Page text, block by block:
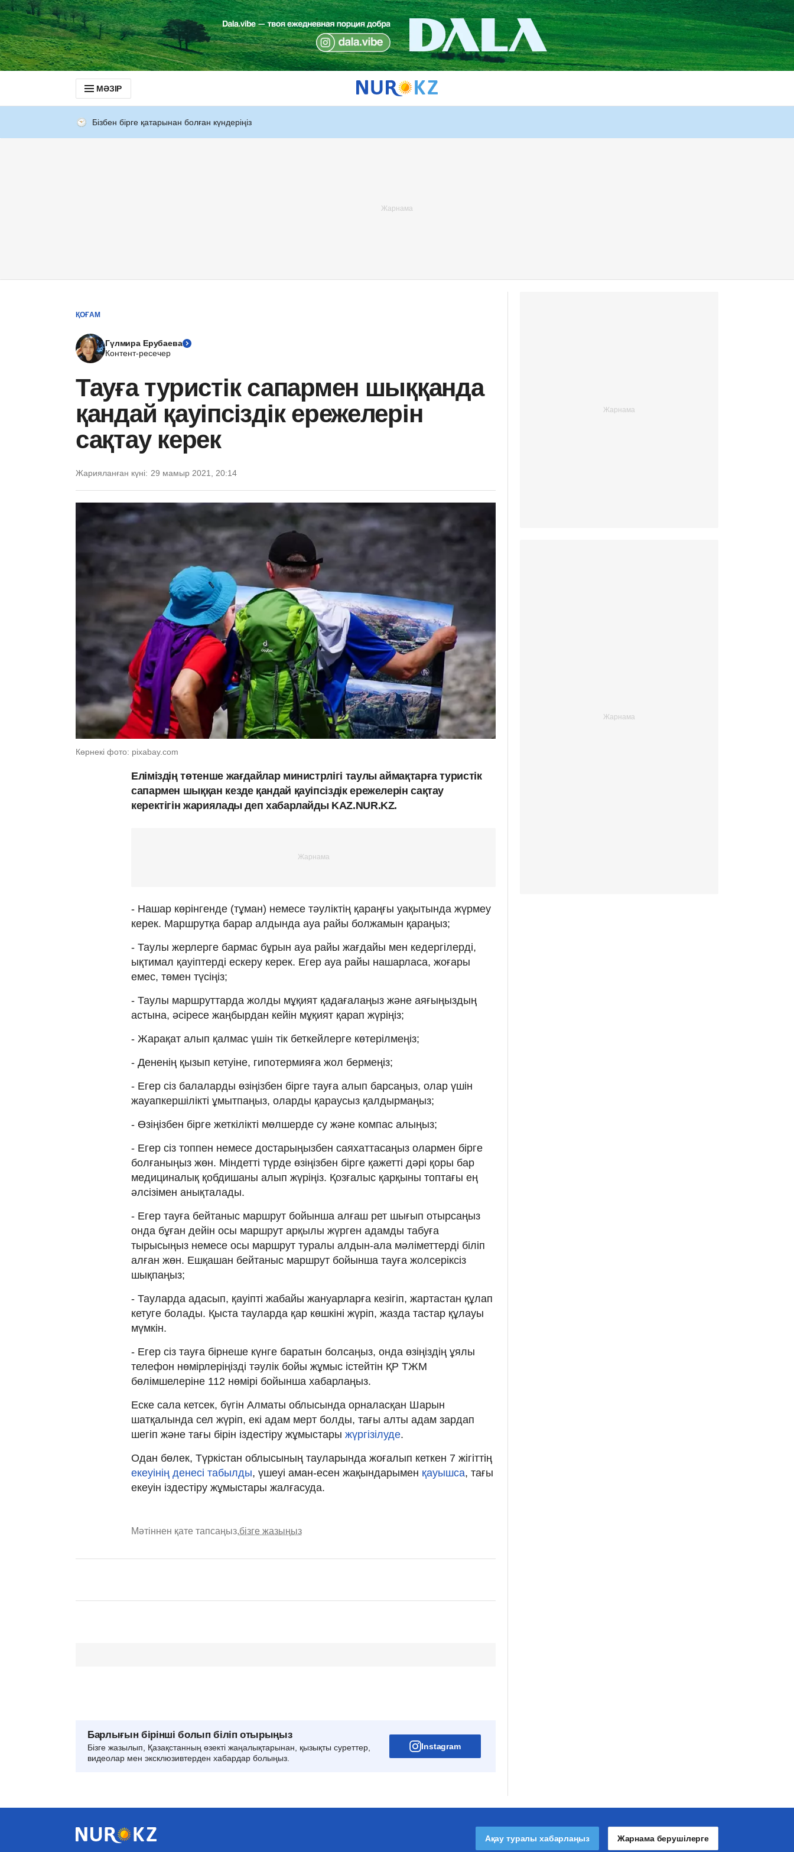
МӘЗІР
Бізбен бірге қатарынан болған күндеріңіз
ҚОҒАМ
Гүлмира Ерубаева
Контент-ресечер
Тауға туристік сапармен шыққанда
қандай қауіпсіздік ережелерін
сақтау керек
Жарияланған күні: 29 мамыр 2021, 20:14
Көрнекі фото: pixabay.com
Еліміздің төтенше жағдайлар министрлігі таулы аймақтарға туристік
сапармен шыққан кезде қандай қауіпсіздік ережелерін сақтау
керектігін жариялады деп хабарлайды KAZ.NUR.KZ.
- Нашар көрінгенде (тұман) немесе тәуліктің қараңғы уақытында жүрмеу
керек. Маршрутқа барар алдында ауа райы болжамын қараңыз;
- Таулы жерлерге бармас бұрын ауа райы жағдайы мен кедергілерді,
ықтимал қауіптерді ескеру керек. Егер ауа райы нашарласа, жоғары
емес, төмен түсіңіз;
- Таулы маршруттарда жолды мұқият қадағалаңыз және аяғыңыздың
астына, әсіресе жаңбырдан кейін мұқият қарап жүріңіз;
- Жарақат алып қалмас үшін тік беткейлерге көтерілмеңіз;
- Дененің қызып кетуіне, гипотермияға жол бермеңіз;
- Егер сіз балаларды өзіңізбен бірге тауға алып барсаңыз, олар үшін
жауапкершілікті ұмытпаңыз, оларды қараусыз қалдырмаңыз;
- Өзіңізбен бірге жеткілікті мөлшерде су және компас алыңыз;
- Егер сіз топпен немесе достарыңызбен саяхаттасаңыз олармен бірге
болғаныңыз жөн. Міндетті түрде өзіңізбен бірге қажетті дәрі қоры бар
медициналық қобдишаны алып жүріңіз. Қозғалыс қарқыны топтағы ең
әлсізімен анықталады.
- Егер тауға бейтаныс маршрут бойынша алғаш рет шығып отырсаңыз
онда бұған дейін осы маршрут арқылы жүрген адамды табуға
тырысыңыз немесе осы маршрут туралы алдын-ала мәліметтерді біліп
алған жөн. Ешқашан бейтаныс маршрут бойынша тауға жолсеріксіз
шықпаңыз;
- Тауларда адасып, қауіпті жабайы жануарларға кезігіп, жартастан құлап
кетуге болады. Қыста тауларда қар көшкіні жүріп, жазда тастар құлауы
мүмкін.
- Егер сіз тауға бірнеше күнге баратын болсаңыз, онда өзіңіздің ұялы
телефон нөмірлеріңізді тәулік бойы жұмыс істейтін ҚР ТЖМ
бөлімшелеріне 112 нөмірі бойынша хабарлаңыз.
Еске сала кетсек, бүгін Алматы облысында орналасқан Шарын
шатқалында сел жүріп, екі адам мерт болды, тағы алты адам зардап
шегіп және тағы бірін іздестіру жұмыстары жүргізілуде.
Одан бөлек, Түркістан облысының тауларында жоғалып кеткен 7 жігіттің
екеуінің денесі табылды, үшеуі аман-есен жақындарымен қауышса, тағы
екеуін іздестіру жұмыстары жалғасуда.
Мәтіннен қате тапсаңыз,бізге жазыңыз
Барлығын бірінші болып біліп отырыңыз
Бізге жазылып, Қазақстанның өзекті жаңалықтарынан, қызықты суреттер,
видеолар мен эксклюзивтерден хабардар болыңыз.
Instagram
Ақау туралы хабарлаңыз Жарнама берушілерге